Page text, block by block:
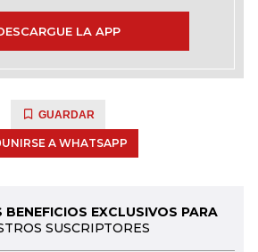
LA APP
GUARDAR
UNIRSE A WHATSAPP
EXCLUSIVOS PARA
SUSCRIPTORES